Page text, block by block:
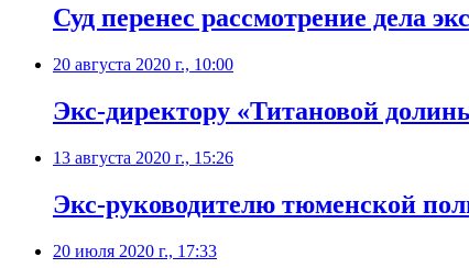
Суд перенес рассмотрение дела
20 августа 2020 г., 10:00
Экс-директору «Титановой
13 августа 2020 г., 15:26
Экс-руководителю тюменской
20 июля 2020 г., 17:33